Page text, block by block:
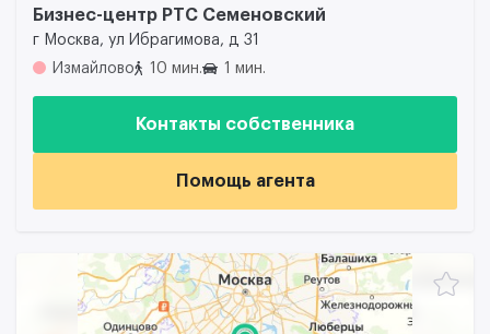
Бизнес-центр РТС Семеновский
г Москва, ул Ибрагимова, д 31
Измайлово
10 мин. 1 мин.
Контакты собственника
Помощь агента